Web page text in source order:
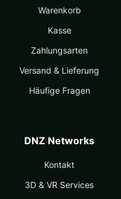
Warenkorb
Kasse
Zahlungsarten
Versand & Lieferung
Häufige Fragen
DNZ Networks
Kontakt
3D & VR Services